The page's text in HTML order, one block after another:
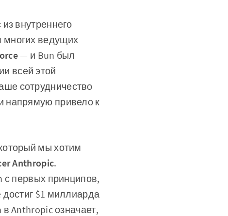
внутреннего
многих ведущих
— и Bun был
всей этой
сотрудничество
напрямую привело к
мы хотим
Anthropic.
первых принципов,
достиг $1 миллиарда
Anthropic означает,